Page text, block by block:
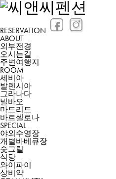
RESERVATION
ABOUT
외부전경
오시는길
주변여행지
ROOM
세비아
발렌시아
그라나다
빌바오
마드리드
바르셀로나
SPECIAL
야외수영장
개별바베큐장
숯그릴
식당
와이파이
상비약